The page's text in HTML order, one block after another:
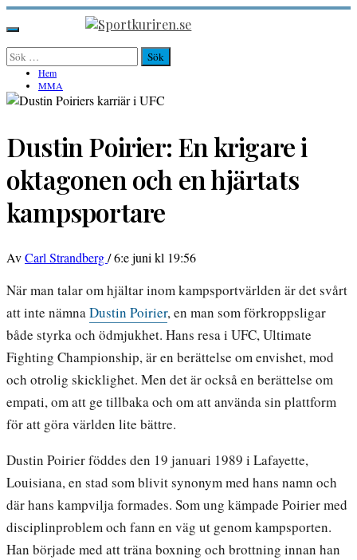
Hoppa
till
innehåll
Sportkuriren.se
Primär
meny
Sök
efter: Hem
MMA
Dustin Poirier: En krigare i
oktagonen och en hjärtats
kampsportare
AvCarl Strandberg/6:e juni kl 19:56
När man talar om hjältar inom kampsportvärlden är det svårt
att inte nämnaDustin Poirier, en man som förkroppsligar
både styrka och ödmjukhet. Hans resa i UFC, Ultimate
Fighting Championship, är en berättelse om envishet, mod
och otrolig skicklighet. Men det är också en berättelse om
empati, om att ge tillbaka och om att använda sin plattform
för att göra världen lite bättre.
Dustin Poirier föddes den 19 januari 1989 i Lafayette,
Louisiana, en stad som blivit synonym med hans namn och
där hans kampvilja formades. Som ung kämpade Poirier med
disciplinproblem och fann en väg ut genom kampsporten.
Han började med att träna boxning och brottning innan han